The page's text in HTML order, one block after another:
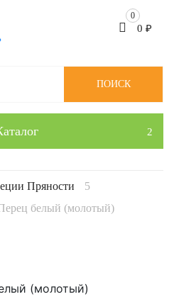
0
0 ₽
ПОИСК
Пряности
белый (молотый)